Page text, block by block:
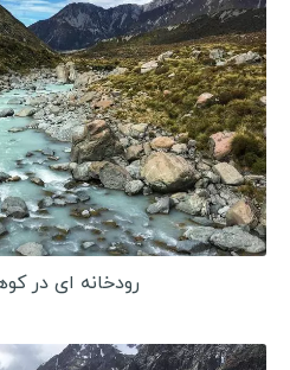
رودخانه ای در